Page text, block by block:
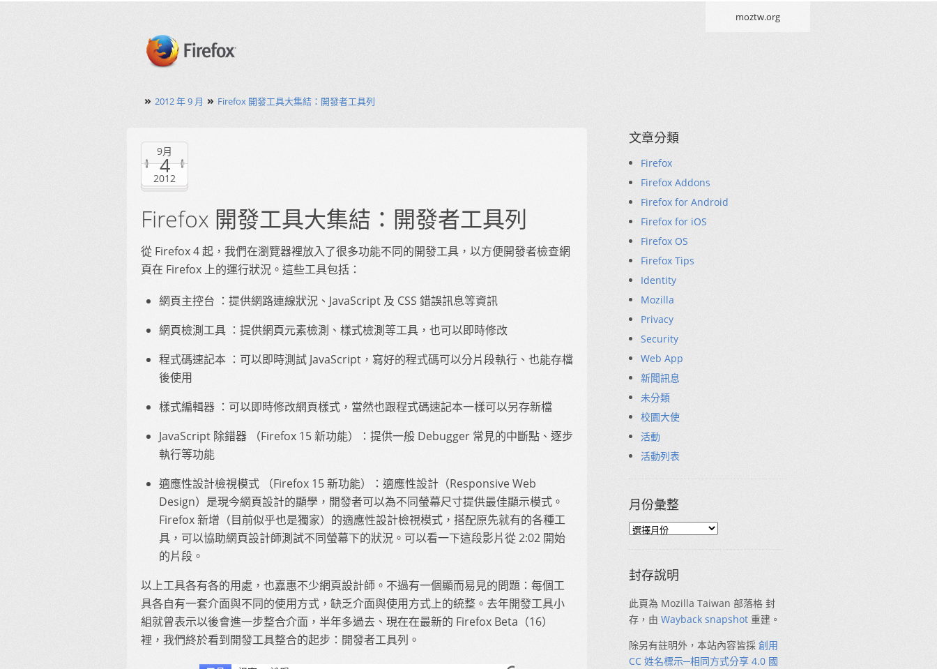
moztw.org
» 2012 年 9 月 » Firefox 開發工具大集結：開發者工具列
9月
4
2012
Firefox 開發工具大集結：開發者工具列
從 Firefox 4 起，我們在瀏覽器裡放入了很多功能不同的開發工具，以方便開發者檢查網
頁在 Firefox 上的運行狀況。這些工具包括：
網頁主控台 ：提供網路連線狀況、JavaScript 及 CSS 錯誤訊息等資訊
網頁檢測工具 ：提供網頁元素檢測、樣式檢測等工具，也可以即時修改
程式碼速記本 ：可以即時測試 JavaScript，寫好的程式碼可以分片段執行、也能存檔
後使用
樣式編輯器 ：可以即時修改網頁樣式，當然也跟程式碼速記本一樣可以另存新檔
JavaScript 除錯器 （Firefox 15 新功能）：提供一般 Debugger 常見的中斷點、逐步
執行等功能
適應性設計檢視模式 （Firefox 15 新功能）：適應性設計（Responsive Web
Design）是現今網頁設計的顯學，開發者可以為不同螢幕尺寸提供最佳顯示模式。
Firefox 新增（目前似乎也是獨家）的適應性設計檢視模式，搭配原先就有的各種工
具，可以協助網頁設計師測試不同螢幕下的狀況。可以看一下這段影片從 2:02 開始
的片段。
以上工具各有各的用處，也嘉惠不少網頁設計師。不過有一個顯而易見的問題：每個工
具各自有一套介面與不同的使用方式，缺乏介面與使用方式上的統整。去年開發工具小
組就曾表示以後會進一步整合介面，半年多過去、現在在最新的 Firefox Beta（16）
裡，我們終於看到開發工具整合的起步：開發者工具列。
文章分類
Firefox
Firefox Addons
Firefox for Android
Firefox for iOS
Firefox OS
Firefox Tips
Identity
Mozilla
Privacy
Security
Web App
新聞訊息
未分類
校園大使
活動
活動列表
月份彙整
封存說明
此頁為 Mozilla Taiwan 部落格 封
存，由 Wayback snapshot 重建。
除另有註明外，本站內容皆採 創用
CC 姓名標示─相同方式分享 4.0 國